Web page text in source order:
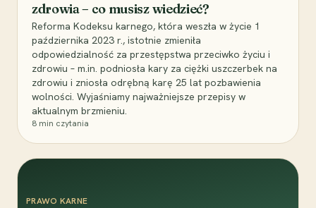
zdrowia – co musisz wiedzieć?
Reforma Kodeksu karnego, która weszła w życie 1
października 2023 r., istotnie zmieniła
odpowiedzialność za przestępstwa przeciwko życiu i
zdrowiu – m.in. podniosła kary za ciężki uszczerbek na
zdrowiu i zniosła odrębną karę 25 lat pozbawienia
wolności. Wyjaśniamy najważniejsze przepisy w
aktualnym brzmieniu.
8 min czytania
PRAWO KARNE